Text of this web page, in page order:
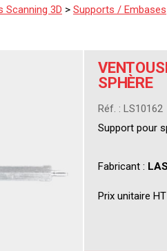
Scanning 3D > Supports / Embases
SPHÈRE
Réf. : LS10162
Support pour
Fabricant :
Prix unitaire HT